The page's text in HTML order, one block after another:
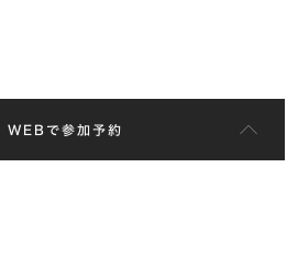
WEBで参加予約